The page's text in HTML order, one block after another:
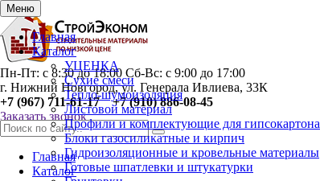
Меню
Главная
Каталог
УЦЕНКА
Сухие смеси
Тепло-шумоизоляция
Листовой материал
Профили и комплектующие для гипсокартона
Блоки газосиликатные и кирпич
Гидроизоляционные и кровельные материалы
Готовые шпатлевки и штукатурки
0
Пн-Пт: с 8:30 до 18:00 Сб-Вс: с 9:00 до 17:00
г. Нижний Новгород, ул. Генерала Ивлиева, 33К
+7 (967) 711-61-17 +7 (910) 886-08-45
Заказать звонок
Главная
Каталог